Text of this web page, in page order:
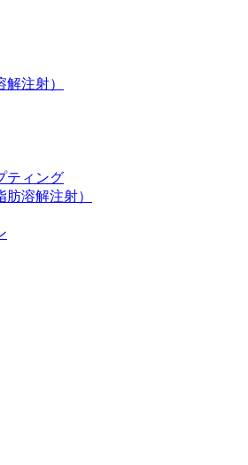
注射）
ティング
肪溶解注射）